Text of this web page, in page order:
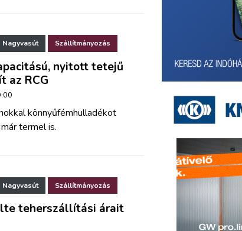
Nagyvasút Szállítmányozás
nyitott tetejű
az RCG
könnyűfémhulladékot
termel is.
Nagyvasút Szállítmányozás
teherszállítási árait